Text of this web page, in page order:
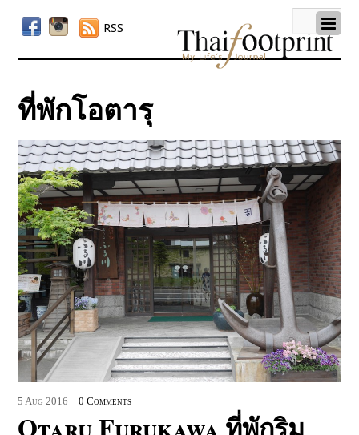
RSS
ที่พักโอตารุ
5 Aug 2016 0 Comments
Otaru Furukawa ที่พักริม